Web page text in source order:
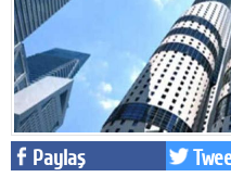
Paylaş